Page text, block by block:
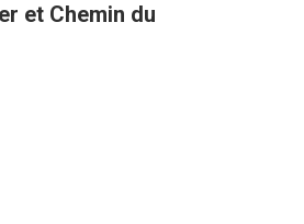
et Chemin du